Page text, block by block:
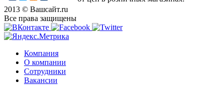
2013 © Вашсайт.ru
Все права защищены
Компания
О компании
Сотрудники
Вакансии